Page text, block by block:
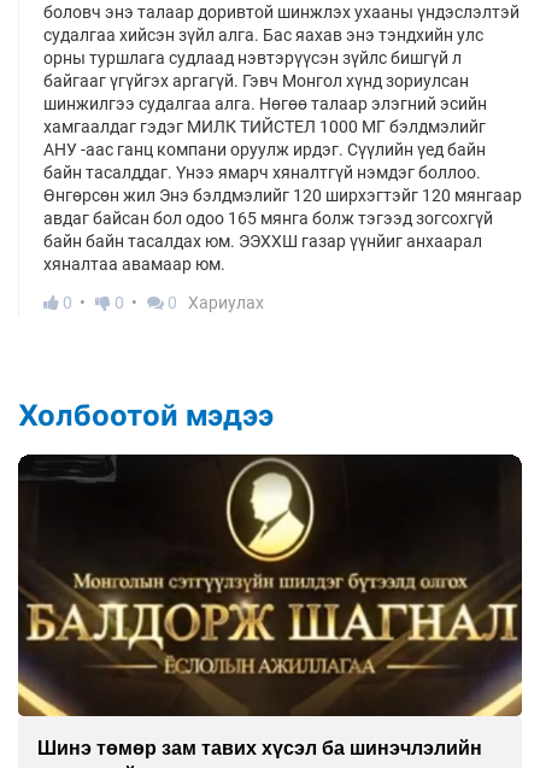
боловч энэ талаар доривтой шинжлэх ухааны үндэслэлтэй
судалгаа хийсэн зүйл алга. Бас яахав энэ тэндхийн улс
орны туршлага судлаад нэвтэрүүсэн зүйлс бишгүй л
байгааг үгүйгэх аргагүй. Гэвч Монгол хүнд зориулсан
шинжилгээ судалгаа алга. Нөгөө талаар элэгний эсийн
хамгаалдаг гэдэг МИЛК ТИЙСТЕЛ 1000 МГ бэлдмэлийг
АНУ -аас ганц компани оруулж ирдэг. Сүүлийн үед байн
байн тасалддаг. Үнээ ямарч хяналтгүй нэмдэг боллоо.
Өнгөрсөн жил Энэ бэлдмэлийг 120 ширхэгтэйг 120 мянгаар
авдаг байсан бол одоо 165 мянга болж тэгээд зогсохгүй
байн байн тасалдах юм. ЭЭХХШ газар үүнйиг анхаарал
хяналтаа авамаар юм.
0
0 0 Хариулах
Холбоотой мэдээ
Ашгийг нь хүртдэг шигээ рашаанаа тордъё